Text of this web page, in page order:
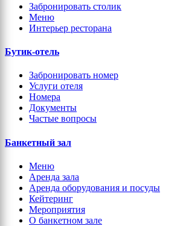
Забронировать столик
Меню
Интерьер ресторана
Бутик-отель
Забронировать номер
Услуги отеля
Номера
Документы
Частые вопросы
Банкетный зал
Меню
Аренда зала
Аренда оборудования и посуды
Кейтеринг
Мероприятия
О банкетном зале